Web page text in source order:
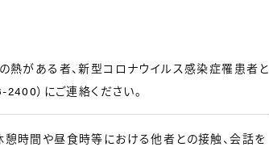
熱がある者、新型コロナウイルス感染症罹患者と
）にご連絡ください。
時間や昼食時等における他者との接触、会話を